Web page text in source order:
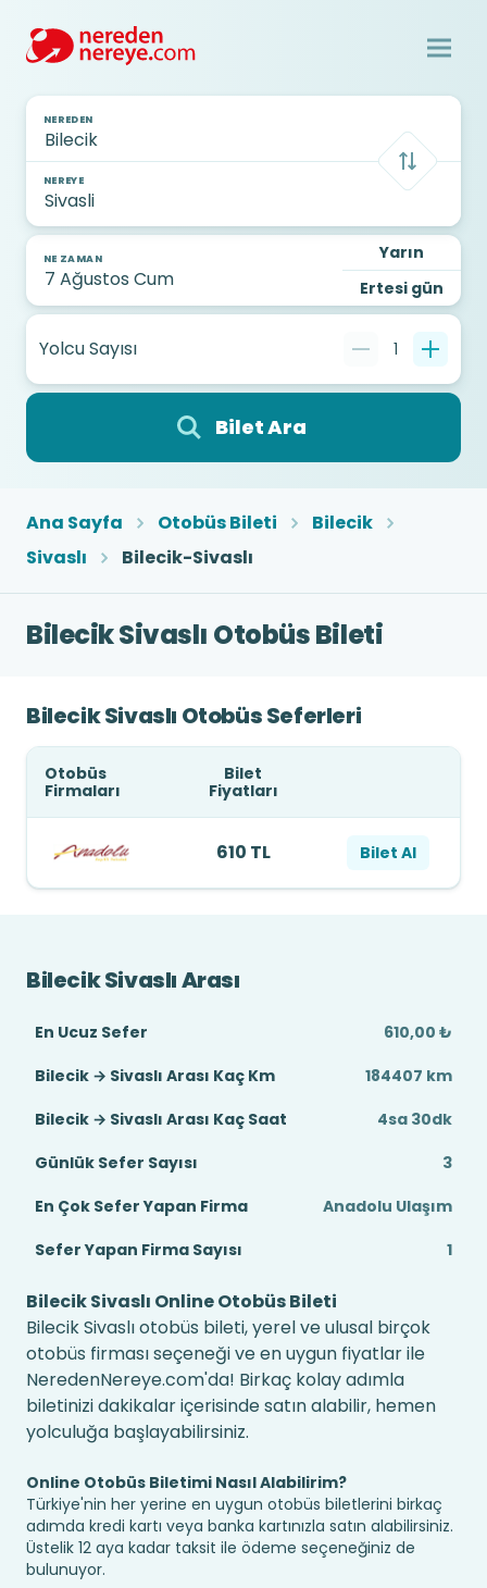
NEREDEN
NEREYE
NE ZAMAN
Yarın
Ertesi gün
Yolcu Sayısı 1
Bilet Ara
Ana Sayfa Otobüs Bileti
Bilecik
Sivaslı
Bilecik-Sivaslı
Bilecik Sivaslı Otobüs Bileti
Bilecik Sivaslı Otobüs Seferleri
Otobüs
Firmaları
Bilet
Fiyatları
610 TL Bilet Al
Bilecik Sivaslı Arası
En Ucuz Sefer
610,00 ₺
Bilecik → Sivaslı Arası Kaç Km
184407 km
Bilecik → Sivaslı Arası Kaç Saat
4sa 30dk
Günlük Sefer Sayısı
3
En Çok Sefer Yapan Firma
Anadolu Ulaşım
Sefer Yapan Firma Sayısı
1
Bilecik Sivaslı Online Otobüs Bileti
Bilecik Sivaslı otobüs bileti, yerel ve ulusal birçok
otobüs firması seçeneği ve en uygun fiyatlar ile
NeredenNereye.com'da! Birkaç kolay adımla
biletinizi dakikalar içerisinde satın alabilir, hemen
yolculuğa başlayabilirsiniz.
Online Otobüs Biletimi Nasıl Alabilirim?
Türkiye'nin her yerine en uygun otobüs biletlerini birkaç
adımda kredi kartı veya banka kartınızla satın alabilirsiniz.
Üstelik 12 aya kadar taksit ile ödeme seçeneğiniz de
bulunuyor.